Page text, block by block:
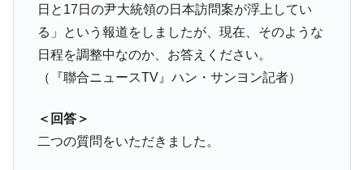
ている意外な選手とは？
Fact1 セレクトセールの高額取引馬が稼いだ金額とは？
日と17日の尹大統領の日本訪問案が浮上してい
る」という報道をしましたが、現在、そのような
日程を調整中なのか、お答えください。
（『聯合ニュースTV』ハン・サンヨン記者）
＜回答＞
二つの質問をいただきました。